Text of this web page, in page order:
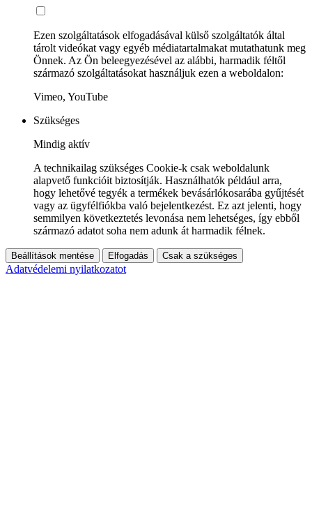
Ezen szolgáltatások elfogadásával külső szolgáltatók által
tárolt videókat vagy egyéb médiatartalmakat mutathatunk meg
Önnek. Az Ön beleegyezésével az alábbi, harmadik féltől
származó szolgáltatásokat használjuk ezen a weboldalon:
Vimeo, YouTube
Szükséges
Mindig aktív
A technikailag szükséges Cookie-k csak weboldalunk
alapvető funkcióit biztosítják. Használhatók például arra,
hogy lehetővé tegyék a termékek bevásárlókosarába gyűjtését
vagy az ügyfélfiókba való bejelentkezést. Ez azt jelenti, hogy
semmilyen következtetés levonása nem lehetséges, így ebből
származó adatot soha nem adunk át harmadik félnek.
Beállítások mentése Elfogadás Csak a szükséges
Adatvédelemi nyilatkozatot